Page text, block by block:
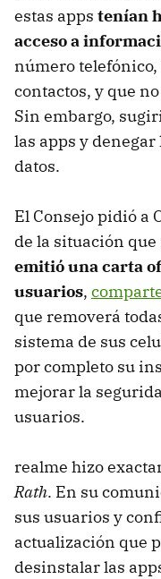
estas apps tenían
acceso a
número
contactos, y que
Sin embargo,
las apps y denegar
datos.
El Consejo pidió a
de la situación
emitió una carta
usuarios,
que removerá
sistema de sus
por completo su
mejorar la
usuarios.
realme hizo
Rath. En su
sus usuarios y
actualización que
desinstalar las